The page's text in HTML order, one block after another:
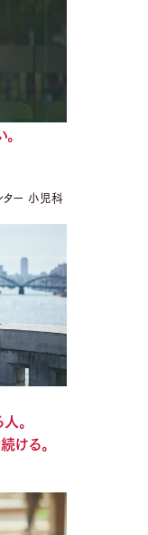
ター 小児科
。
ける。